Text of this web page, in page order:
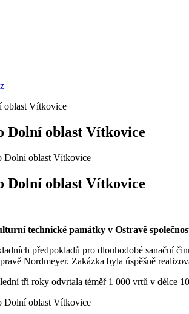
Dolní oblast Vítkovice
Dolní oblast Vítkovice
Dolní oblast Vítkovice
technické památky v Ostravě
předpokladů pro dlouhodobé sanační
Nordmeyer. Zakázka byla úspěšně
tři roky odvrtala téměř 1 000 vrtů v délce